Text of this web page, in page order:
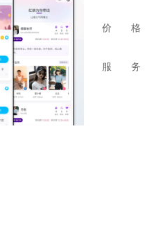
价 格
服 务